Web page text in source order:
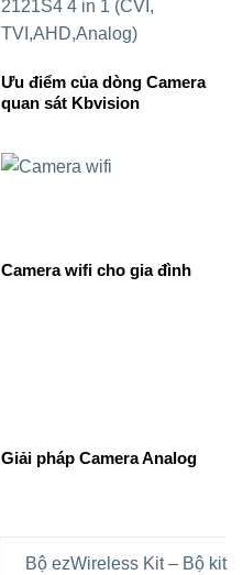
Ưu điểm của dòng Camera
quan sát Kbvision
Camera wifi cho gia đình
Giải pháp Camera Analog
Bộ ezWireless Kit – Bộ kit